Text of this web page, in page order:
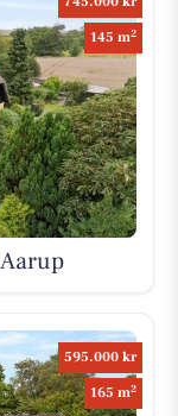
145 m2
595.000 kr
165 m2